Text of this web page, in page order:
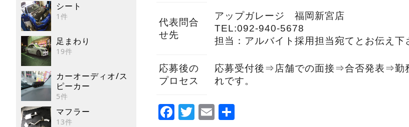
シート
1件
足まわり
19件
カーオーディオ/ス
ピーカー
5件
マフラー
13件
代表問合
せ先
アップガレージ 福岡新宮店
TEL:092-940-5678
担当：アルバイト採用担当宛てとお伝え下
応募後の
プロセス
応募受付後⇒​店舗での面接⇒​合否発表​⇒​勤
れです。
Facebook
Twitter
Email